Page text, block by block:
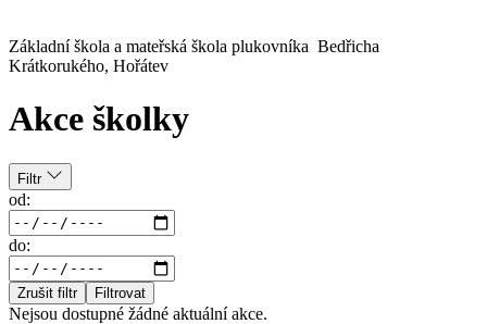
Základní škola a mateřská škola plukovníka Bedřicha
Krátkorukého, Hořátev
Akce školky
Filtr
od:
do:
Zrušit filtr Filtrovat
Nejsou dostupné žádné aktuální akce.